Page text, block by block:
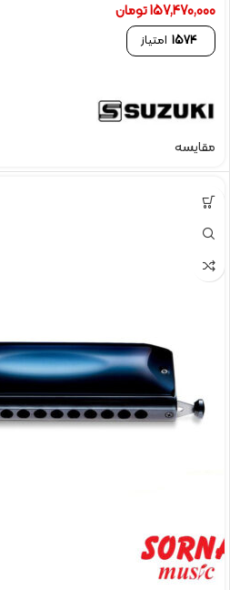
157,470,000تومان
1574 امتیاز
مقایسه